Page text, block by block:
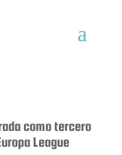
como tercero
League